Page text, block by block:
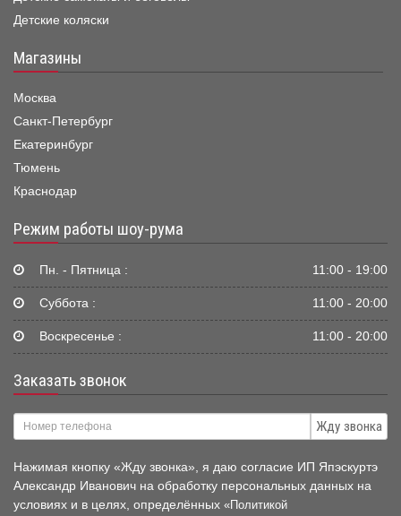
Детские коляски
Магазины
Москва
Санкт-Петербург
Екатеринбург
Тюмень
Краснодар
Режим работы шоу-рума
Пн. - Пятница : 11:00 - 19:00
Суббота : 11:00 - 20:00
Воскресенье : 11:00 - 20:00
Заказать звонок
Жду звонка
Нажимая кнопку «Жду звонка», я даю согласие ИП Япэскуртэ
Александр Иванович на обработку персональных данных на
условиях и в целях, определённых «Политикой